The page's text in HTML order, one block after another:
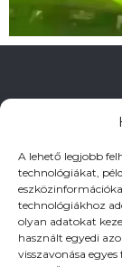
A lehető legjobb
technológiákat,
technológiákhoz
olyan adatokat
használt egyedi
visszavonása
HASZNOS
Adatkezelési